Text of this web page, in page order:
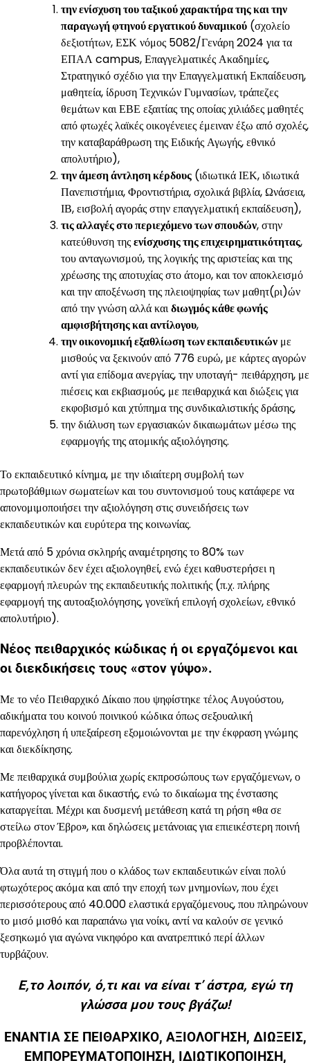
την ενίσχυση του ταξικού χαρακτήρα της και την
παραγωγή φτηνού εργατικού δυναμικού (σχολείο
δεξιοτήτων, ΕΣΚ νόμος 5082/Γενάρη 2024 για τα
ΕΠΑΛ campus, Επαγγελματικές Ακαδημίες,
Στρατηγικό σχέδιο για την Επαγγελματική Εκπαίδευση,
μαθητεία, ίδρυση Τεχνικών Γυμνασίων, τράπεζες
θεμάτων και ΕΒΕ εξαιτίας της οποίας χιλιάδες μαθητές
από φτωχές λαϊκές οικογένειες έμειναν έξω από σχολές,
την καταβαράθρωση της Ειδικής Αγωγής, εθνικό
απολυτήριο),
την άμεση άντληση κέρδους (ιδιωτικά ΙΕΚ, ιδιωτικά
Πανεπιστήμια, Φροντιστήρια, σχολικά βιβλία, Ωνάσεια,
ΙΒ, εισβολή αγοράς στην επαγγελματική εκπαίδευση),
τις αλλαγές στο περιεχόμενο των σπουδών, στην
κατεύθυνση τηςενίσχυσης της επιχειρηματικότητας,
του ανταγωνισμού, της λογικής της αριστείας και της
χρέωσης της αποτυχίας στο άτομο, και τον αποκλεισμό
και την αποξένωση της πλειοψηφίας των μαθητ(ρι)ών
από την γνώση αλλά καιδιωγμός κάθε φωνής
αμφισβήτησης και αντίλογου,
την οικονομική εξαθλίωση των εκπαιδευτικών με
μισθούς να ξεκινούν από 776 ευρώ, με κάρτες αγορών
αντί για επίδομα ανεργίας, την υποταγή- πειθάρχηση, με
πιέσεις και εκβιασμούς, με πειθαρχικά και διώξεις για
εκφοβισμό και χτύπημα της συνδικαλιστικής δράσης,
την διάλυση των εργασιακών δικαιωμάτων μέσω της
εφαρμογής της ατομικής αξιολόγησης.
Το εκπαιδευτικό κίνημα, με την ιδιαίτερη συμβολή των
πρωτοβάθμιων σωματείων και του συντονισμού τους κατάφερε να
απονομιμοποιήσει την αξιολόγηση στις συνειδήσεις των
εκπαιδευτικών και ευρύτερα της κοινωνίας.
Μετά από 5 χρόνια σκληρής αναμέτρησης το 80% των
εκπαιδευτικών δεν έχει αξιολογηθεί, ενώ έχει καθυστερήσει η
εφαρμογή πλευρών της εκπαιδευτικής πολιτικής (π.χ. πλήρης
εφαρμογή της αυτοαξιολόγησης, γονεϊκή επιλογή σχολείων, εθνικό
απολυτήριο).
Νέος πειθαρχικός κώδικας ή οι εργαζόμενοι και
οι διεκδικήσεις τους «στον γύψο».
Με το νέο Πειθαρχικό Δίκαιο που ψηφίστηκε τέλος Αυγούστου,
αδικήματα του κοινού ποινικού κώδικα όπως σεξουαλική
παρενόχληση ή υπεξαίρεση εξομοιώνονται με την έκφραση γνώμης
και διεκδίκησης.
Με πειθαρχικά συμβούλια χωρίς εκπροσώπους των εργαζόμενων, ο
κατήγορος γίνεται και δικαστής, ενώ το δικαίωμα της ένστασης
καταργείται. Μέχρι και δυσμενή μετάθεση κατά τη ρήση «θα σε
στείλω στον Έβρο», και δηλώσεις μετάνοιας για επιεικέστερη ποινή
προβλέπονται.
Όλα αυτά τη στιγμή που ο κλάδος των εκπαιδευτικών είναι πολύ
φτωχότερος ακόμα και από την εποχή των μνημονίων, που έχει
περισσότερους από 40.000 ελαστικά εργαζόμενους, που πληρώνουν
το μισό μισθό και παραπάνω για νοίκι, αντί να καλούν σε γενικό
ξεσηκωμό για αγώνα νικηφόρο και ανατρεπτικό περί άλλων
τυρβάζουν.
Ε,το λοιπόν, ό,τι και να είναι τ’ άστρα, εγώ τη
γλώσσα μου τους βγάζω!
ΕΝΑΝΤΙΑ ΣΕ ΠΕΙΘΑΡΧΙΚΟ, ΑΞΙΟΛΟΓΗΣΗ, ΔΙΩΞΕΙΣ,
ΕΜΠΟΡΕΥΜΑΤΟΠΟΙΗΣΗ, ΙΔΙΩΤΙΚΟΠΟΙΗΣΗ,